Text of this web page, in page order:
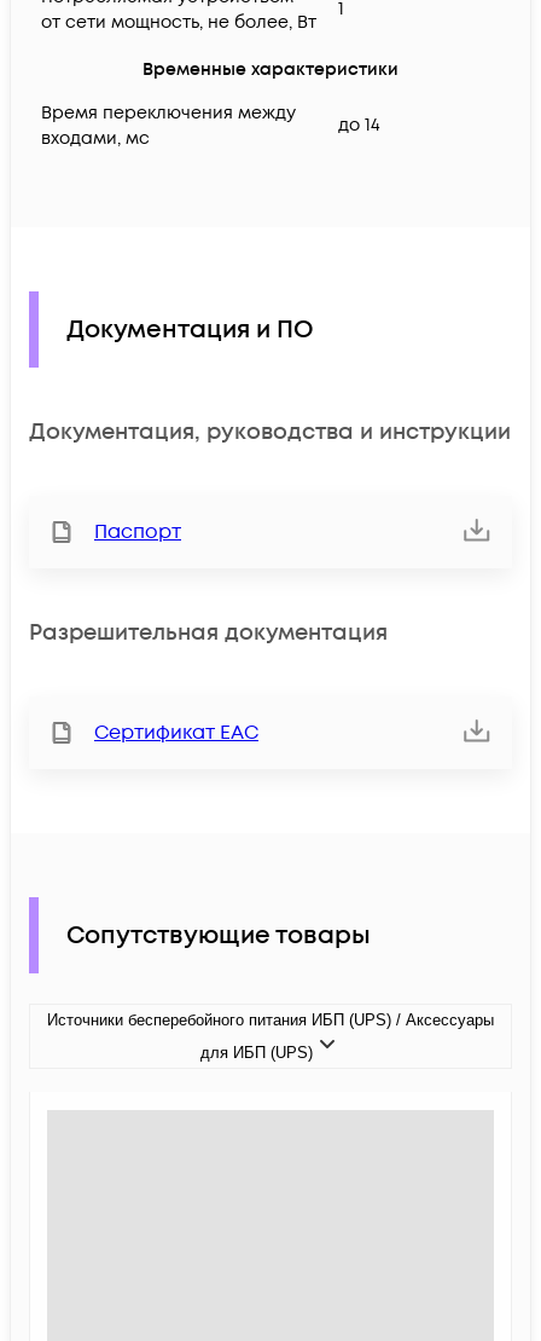
от сети мощность, не более, Вт
1
Временные характеристики
Время переключения между
входами, мс
до 14
Документация и ПО
Документация, руководства и инструкции
Паспорт
Разрешительная документация
Сертификат ЕАС
Сопутствующие товары
Источники бесперебойного питания ИБП (UPS) / Аксессуары
для ИБП (UPS)